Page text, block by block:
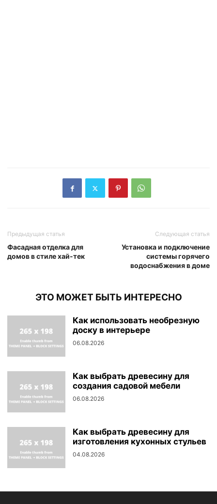
Предыдущая статья
Фасадная отделка для
домов в стиле хай-тек
Следующая статья
Установка и подключение
системы горячего
водоснабжения в доме
ЭТО МОЖЕТ БЫТЬ ИНТЕРЕСНО
Как использовать необрезную
доску в интерьере
06.08.2026
Как выбрать древесину для
создания садовой мебели
06.08.2026
Как выбрать древесину для
изготовления кухонных стульев
04.08.2026